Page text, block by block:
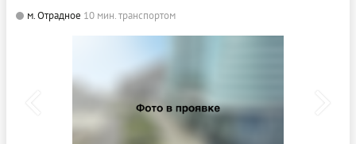
м. Отрадное 10 мин. транспортом